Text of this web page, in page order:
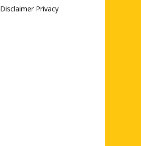
Disclaimer Privacy